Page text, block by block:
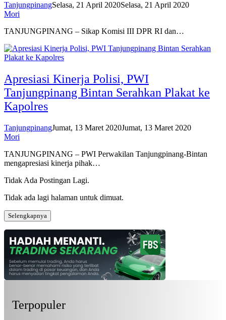
TanjungpinangSelasa, 21 April 2020Selasa, 21 April 2020
Mori
TANJUNGPINANG – Sikap Komisi III DPR RI dan…
Apresiasi Kinerja Polisi, PWI
Tanjungpinang Bintan Serahkan Plakat ke
Kapolres
TanjungpinangJumat, 13 Maret 2020Jumat, 13 Maret 2020
Mori
TANJUNGPINANG – PWI Perwakilan Tanjungpinang-Bintan
mengapresiasi kinerja pihak…
Tidak Ada Postingan Lagi.
Tidak ada lagi halaman untuk dimuat.
Selengkapnya
Terpopuler